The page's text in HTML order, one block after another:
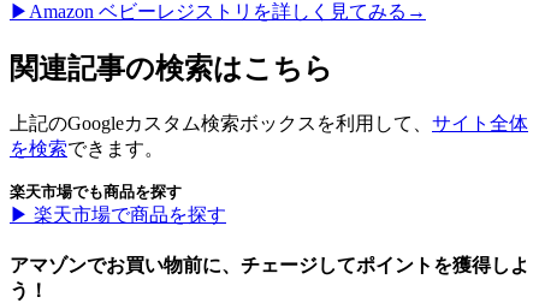
▶︎Amazon ベビーレジストリを詳しく見てみる→
関連記事の検索はこちら
上記のGoogleカスタム検索ボックスを利用して、 サイト全体
を検索できます。
楽天市場でも商品を探す
▶︎ 楽天市場で商品を探す
アマゾンでお買い物前に、チェージしてポイントを獲得しよ
う！